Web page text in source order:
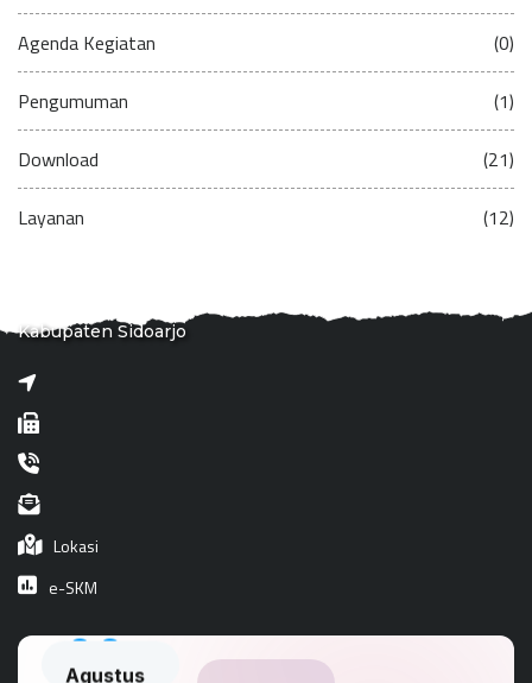
Agenda Kegiatan (0)
Pengumuman (1)
Download (21)
Layanan (12)
Kabupaten Sidoarjo
Lokasi
e-SKM